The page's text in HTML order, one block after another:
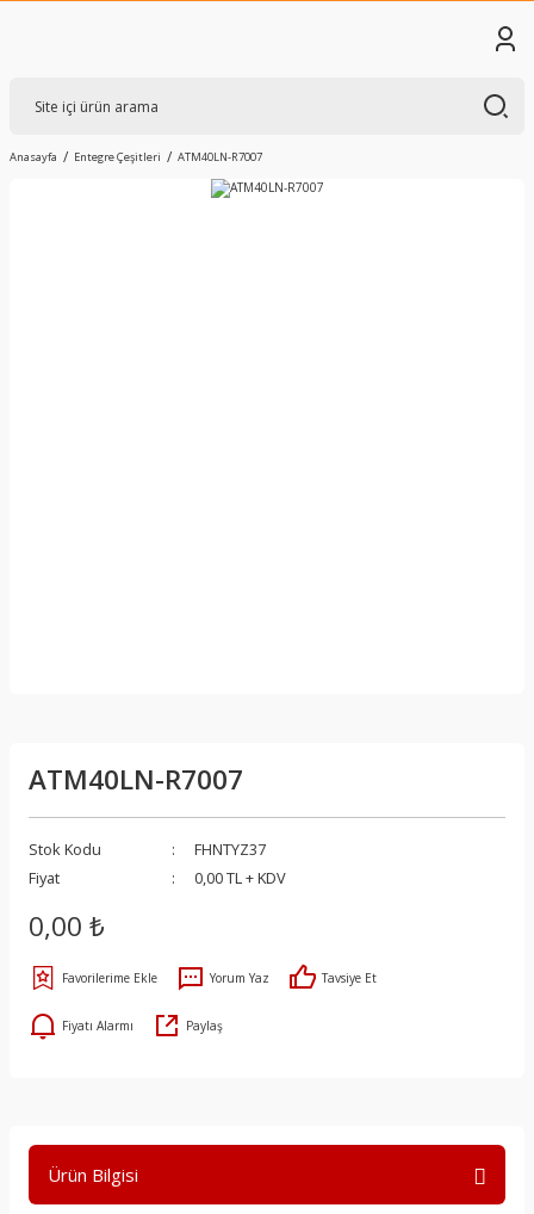
Anasayfa Entegre Çeşitleri ATM40LN-R7007
ATM40LN-R7007
Stok Kodu
FHNTYZ37
Fiyat
0,00 TL + KDV
0,00 ₺
Yorum Yaz Tavsiye Et
Fiyatı Alarmı Paylaş
Ürün Bilgisi